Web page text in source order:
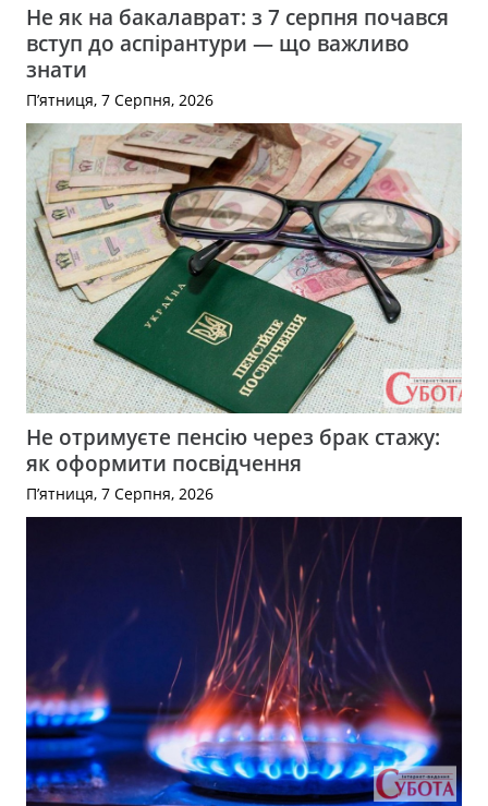
Не як на бакалаврат: з 7 серпня почався
вступ до аспірантури — що важливо
знати
П’ятниця, 7 Серпня, 2026
Не отримуєте пенсію через брак стажу:
як оформити посвідчення
П’ятниця, 7 Серпня, 2026